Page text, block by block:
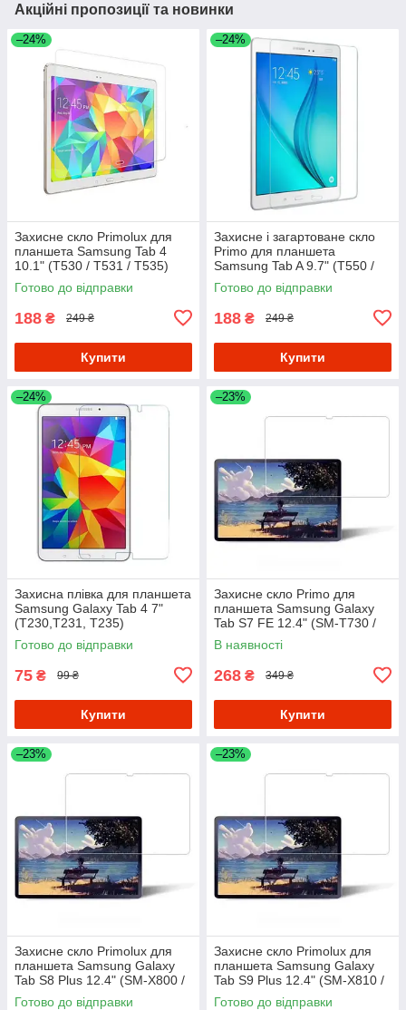
Акційні пропозиції та новинки
–24%
Захисне скло Primolux для
планшета Samsung Tab 4
10.1" (T530 / T531 / T535)
Готово до відправки
188 ₴ 249 ₴
Купити
–24%
Захисне і загартоване скло
Primo для планшета
Samsung Tab A 9.7" (T550 /
T551 / T555 / P550)
Готово до відправки
188 ₴ 249 ₴
Купити
–24%
Захисна плівка для планшета
Samsung Galaxy Tab 4 7"
(T230,T231, T235)
Готово до відправки
75 ₴ 99 ₴
Купити
–23%
Захисне скло Primo для
планшета Samsung Galaxy
Tab S7 FE 12.4" (SM-T730 /
SM-T735 / SM-T736)
В наявності
268 ₴ 349 ₴
Купити
–23%
Захисне скло Primolux для
планшета Samsung Galaxy
Tab S8 Plus 12.4" (SM-X800 /
SM-X806)
Готово до відправки
–23%
Захисне скло Primolux для
планшета Samsung Galaxy
Tab S9 Plus 12.4" (SM-X810 /
SM-X816 / SM-X818)
Готово до відправки